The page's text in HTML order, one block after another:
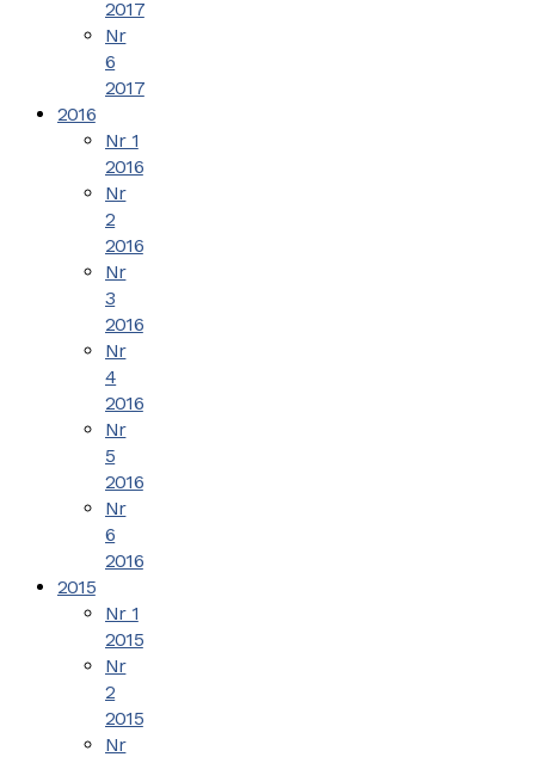
2017
Nr
6
2017
2016
Nr 1
2016
Nr
2
2016
Nr
3
2016
Nr
4
2016
Nr
5
2016
Nr
6
2016
2015
Nr 1
2015
Nr
2
2015
Nr